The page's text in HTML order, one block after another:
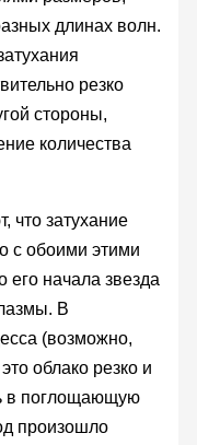
длинах волн.
резко
стороны,
количества
что затухание
с обоими этими
его начала звезда
В
(возможно,
облако резко и
в поглощающую
произошло